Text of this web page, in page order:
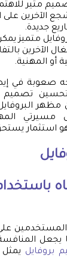
مثير
الآخرين على
جديدة.
متميز
الآخرين
أو المهنية.
صعوبة في
تصميم
مسيرتي
استثمار
من المستخدمين
يجعل
بروفايل